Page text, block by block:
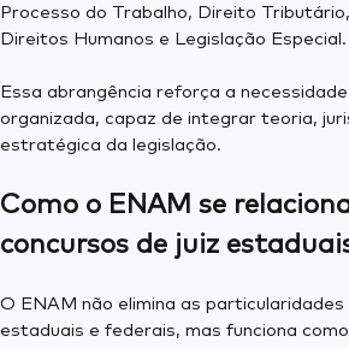
Processo do Trabalho, Direito
Direitos Humanos e Legislação Especial.
Essa abrangência reforça a
organizada, capaz de integrar teoria,
estratégica da legislação.
Como o ENAM se
concursos de juiz
O ENAM não elimina as particularidades
estaduais e federais, mas funciona